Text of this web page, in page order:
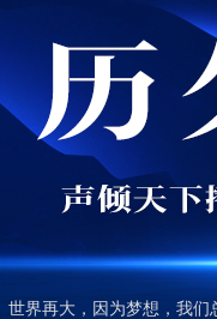
平大学重点建设高校。
球经济治理、涉外法治
硕士研究生5323人，
世界再大，因为梦想，我们